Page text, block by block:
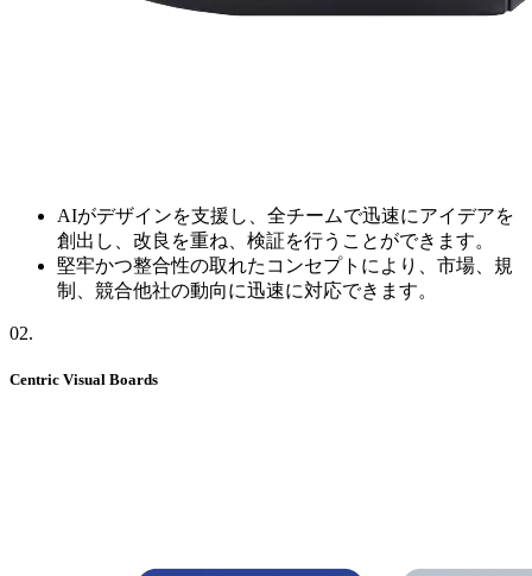
AIがデザインを支援し、全チームで迅速にアイデアを
創出し、改良を重ね、検証を行うことができます。
堅牢かつ整合性の取れたコンセプトにより、市場、規
制、競合他社の動向に迅速に対応できます。
02.
Centric Visual Boards